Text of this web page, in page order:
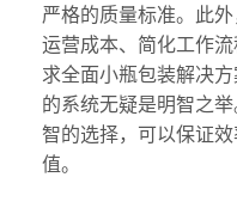
严格的质量标准。此
运营成本、简化工作
求全面小瓶包装解决
的系统无疑是明智之举
智的选择，可以保证
值。